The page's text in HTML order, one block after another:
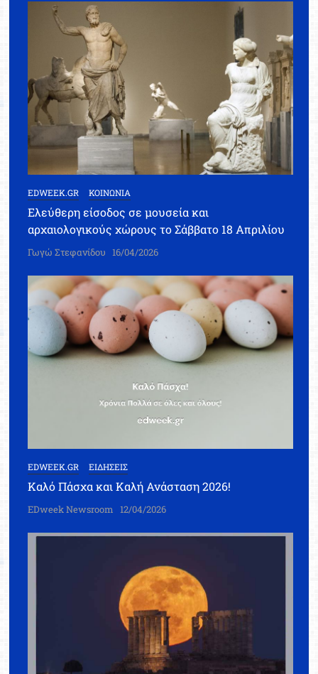
EDWEEK.GR ΚΟΙΝΩΝΙΑ
Ελεύθερη είσοδος σε μουσεία και
αρχαιολογικούς χώρους το Σάββατο 18 Απριλίου
Γωγώ Στεφανίδου 16/04/2026
EDWEEK.GR ΕΙΔΗΣΕΙΣ
Καλό Πάσχα και Καλή Ανάσταση 2026!
EDweek Newsroom 12/04/2026